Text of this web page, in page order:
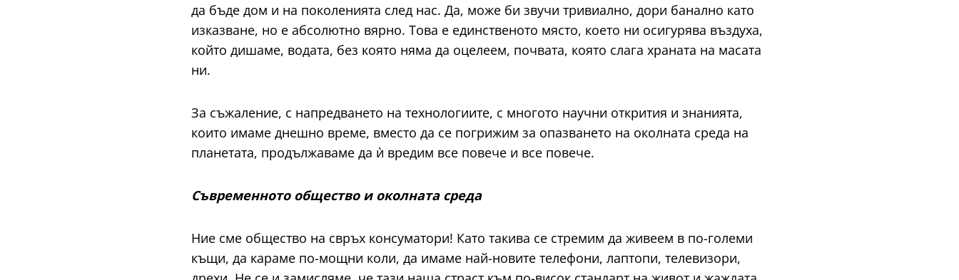
да бъде дом и на поколенията след нас. Да, може би звучи тривиално, дори банално като
изказване, но е абсолютно вярно. Това е единственото място, което ни осигурява въздуха,
който дишаме, водата, без която няма да оцелеем, почвата, която слага храната на масата
ни.
За съжаление, с напредването на технологиите, с многото научни открития и знанията,
които имаме днешно време, вместо да се погрижим за опазването на околната среда на
планетата, продължаваме да ѝ вредим все повече и все повече.
Съвременното общество и околната среда
Ние сме общество на свръх консуматори! Като такива се стремим да живеем в по-големи
къщи, да караме по-мощни коли, да имаме най-новите телефони, лаптопи, телевизори,